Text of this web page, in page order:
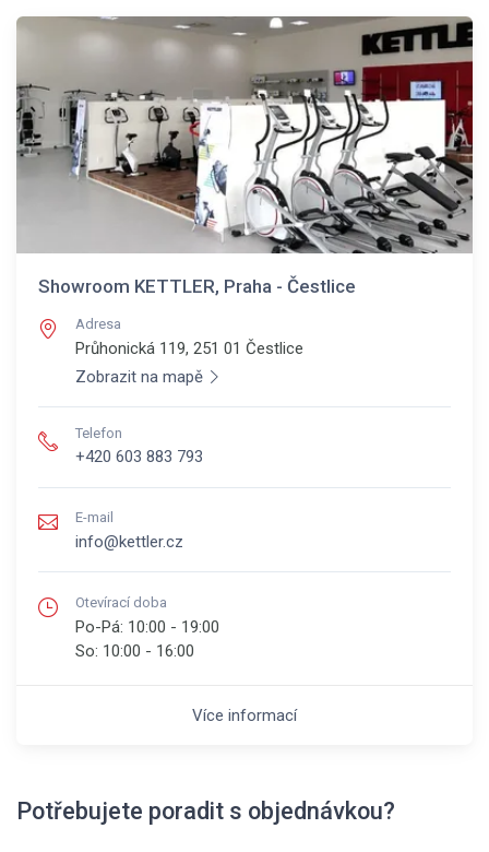
Showroom KETTLER, Praha - Čestlice
Adresa
Průhonická 119, 251 01 Čestlice
Zobrazit na mapě
Telefon
+420 603 883 793
E-mail
info@kettler.cz
Otevírací doba
Po-Pá: 10:00 - 19:00
So: 10:00 - 16:00
Více informací
Potřebujete poradit s objednávkou?